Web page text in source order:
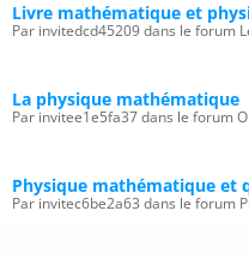
Livre mathématique et
Par invitedcd45209 dans le forum
La physique mathématique
Par invitee1e5fa37 dans le forum
Physique mathématique et
Par invitec6be2a63 dans le forum